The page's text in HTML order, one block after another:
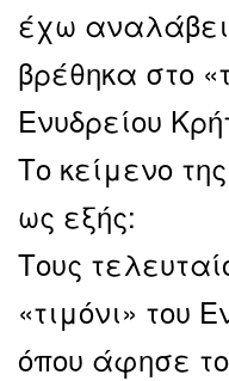
έχω
βρέθηκα στο
Ενυδρείου
Το κείμενο
ως εξής:
Τους
«τιμόνι» του
όπου άφησε